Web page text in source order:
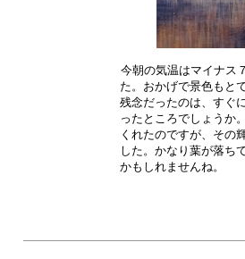
今朝の気温はマイナス
た。おかげで景色もと
残念だったのは、すぐ
ったところでしょうか
くれたのですが、その
した。かなり葉が落ち